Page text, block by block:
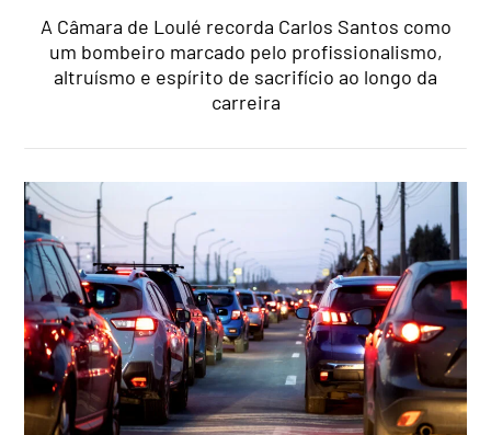
A Câmara de Loulé recorda Carlos Santos como
um bombeiro marcado pelo profissionalismo,
altruísmo e espírito de sacrifício ao longo da
carreira